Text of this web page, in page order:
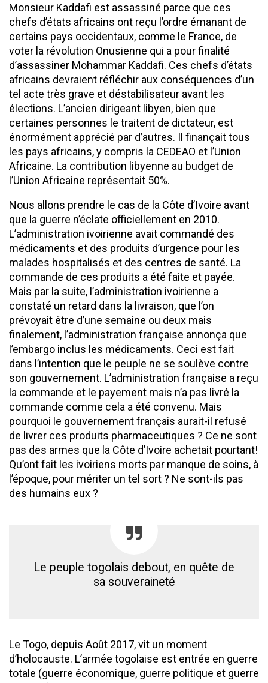
Monsieur Kaddafi est assassiné parce que ces
chefs d’états africains ont reçu l’ordre émanant de
certains pays occidentaux, comme le France, de
voter la révolution Onusienne qui a pour finalité
d’assassiner Mohammar Kaddafi. Ces chefs d’états
africains devraient réfléchir aux conséquences d’un
tel acte très grave et déstabilisateur avant les
élections. L’ancien dirigeant libyen, bien que
certaines personnes le traitent de dictateur, est
énormément apprécié par d’autres. Il finançait tous
les pays africains, y compris la CEDEAO et l’Union
Africaine. La contribution libyenne au budget de
l’Union Africaine représentait 50%.
Nous allons prendre le cas de la Côte d’Ivoire avant
que la guerre n’éclate officiellement en 2010.
L’administration ivoirienne avait commandé des
médicaments et des produits d’urgence pour les
malades hospitalisés et des centres de santé. La
commande de ces produits a été faite et payée.
Mais par la suite, l’administration ivoirienne a
constaté un retard dans la livraison, que l’on
prévoyait être d’une semaine ou deux mais
finalement, l’administration française annonça que
l’embargo inclus les médicaments. Ceci est fait
dans l’intention que le peuple ne se soulève contre
son gouvernement. L’administration française a reçu
la commande et le payement mais n’a pas livré la
commande comme cela a été convenu. Mais
pourquoi le gouvernement français aurait-il refusé
de livrer ces produits pharmaceutiques ? Ce ne sont
pas des armes que la Côte d’Ivoire achetait pourtant!
Qu’ont fait les ivoiriens morts par manque de soins, à
l’époque, pour mériter un tel sort ? Ne sont-ils pas
des humains eux ?
Le peuple togolais debout, en quête de
sa souveraineté
Le Togo, depuis Août 2017, vit un moment
d’holocauste. L’armée togolaise est entrée en guerre
totale (guerre économique, guerre politique et guerre